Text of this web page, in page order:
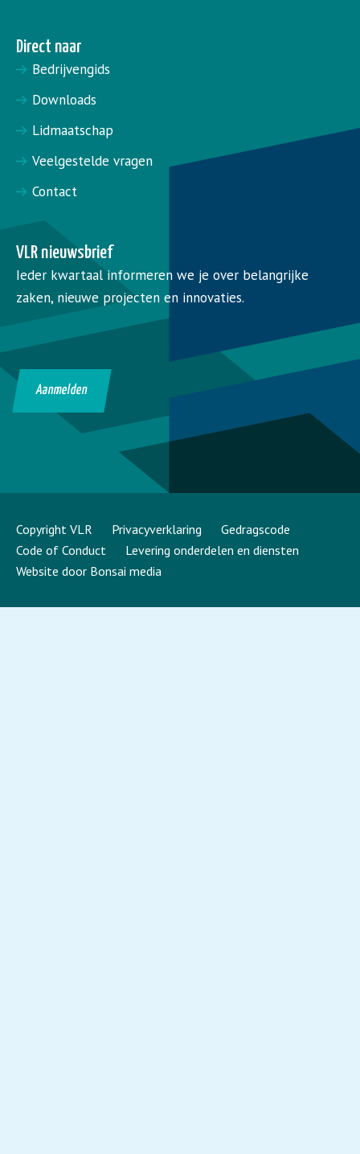
Direct naar
Bedrijvengids
Downloads
Lidmaatschap
Veelgestelde vragen
Contact
VLR nieuwsbrief
Ieder kwartaal informeren we je over belangrijke
zaken, nieuwe projecten en innovaties.
Aanmelden
Copyright VLR Privacyverklaring
Gedragscode
Code of Conduct
Levering onderdelen en diensten
Website door Bonsai media